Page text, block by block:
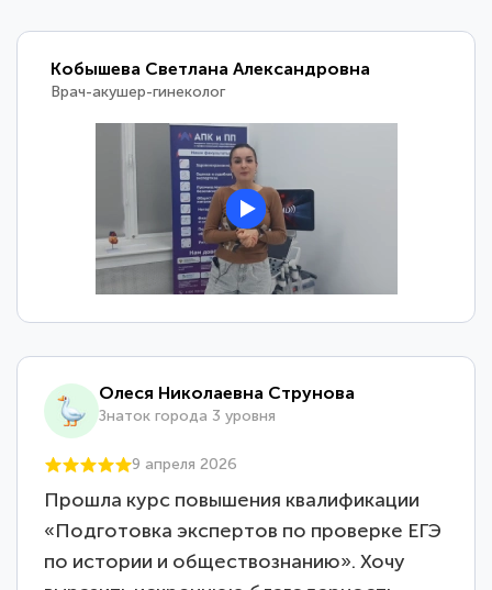
Кобышева Светлана Александровна
Врач-акушер-гинеколог
Олеся Николаевна Струнова
Знаток города 3 уровня
9 апреля 2026
Прошла курс повышения квалификации
«Подготовка экспертов по проверке ЕГЭ
по истории и обществознанию». Хочу